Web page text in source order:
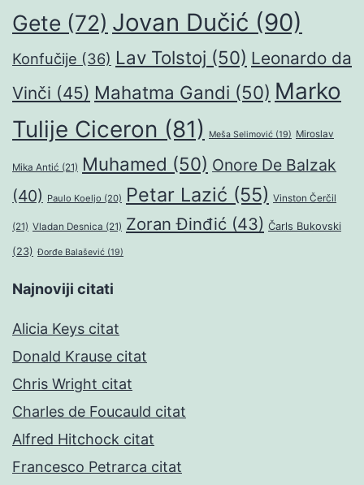
Gete (72) Jovan Dučić (90)
Konfučije (36) Lav Tolstoj (50) Leonardo da
Vinči (45) Mahatma Gandi (50) Marko
Tulije Ciceron (81) Meša Selimović (19) Miroslav
Mika Antić (21) Muhamed (50) Onore De Balzak
(40) Paulo Koeljo (20) Petar Lazić (55) Vinston Čerčil
(21) Vladan Desnica (21) Zoran Đinđić (43) Čarls Bukovski
(23) Đorđe Balašević (19)
Najnoviji citati
Alicia Keys citat
Donald Krause citat
Chris Wright citat
Charles de Foucauld citat
Alfred Hitchock citat
Francesco Petrarca citat